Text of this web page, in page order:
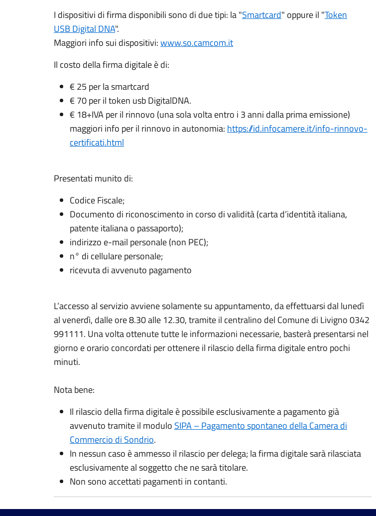
I dispositivi di firma disponibili sono di due tipi: la "Smartcard" oppure il "Token
USB Digital DNA".
Maggiori info sui dispositivi:www.so.camcom.it
Il costo della firma digitale è di:
€ 25 per la smartcard
€ 70 per il token usb DigitalDNA.
€ 18+IVA per il rinnovo (una sola volta entro i 3 anni dalla prima emissione)
maggiori info per il rinnovo in autonomia: https://id.infocamere.it/info-rinnovo-
certificati.html
Presentati munito di:
Codice Fiscale;
Documento di riconoscimento in corso di validità (carta d’identità italiana,
patente italiana o passaporto);
indirizzo e-mail personale (non PEC);
n° di cellulare personale;
ricevuta di avvenuto pagamento
L’accesso al servizio avviene solamente su appuntamento, da effettuarsi dal lunedì
al venerdì, dalle ore 8.30 alle 12.30, tramite il centralino del Comune di Livigno 0342
991111. Una volta ottenute tutte le informazioni necessarie, basterà presentarsi nel
giorno e orario concordati per ottenere il rilascio della firma digitale entro pochi
minuti.
Nota bene:
Il rilascio della firma digitale è possibile esclusivamente a pagamento già
avvenuto tramite il modulo SIPA – Pagamento spontaneo della Camera di
Commercio di Sondrio.
In nessun caso è ammesso il rilascio per delega; la firma digitale sarà rilasciata
esclusivamente al soggetto che ne sarà titolare.
Non sono accettati pagamenti in contanti.